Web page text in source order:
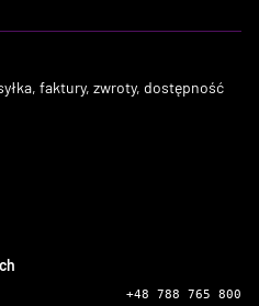
faktury, zwroty, dostępność
+48 788 765 800